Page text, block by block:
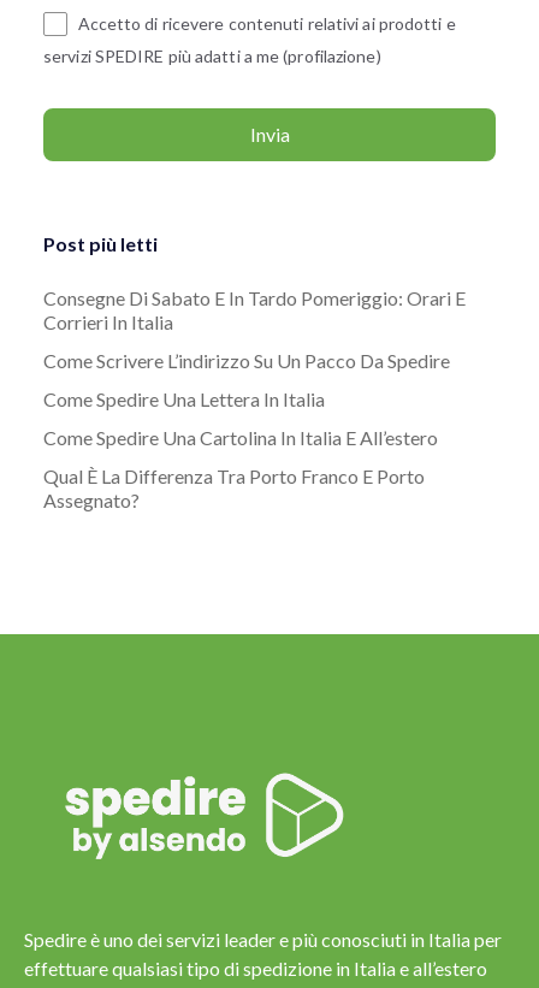
Accetto di ricevere contenuti relativi ai prodotti e
servizi SPEDIRE più adatti a me (profilazione)
Post più letti
Consegne Di Sabato E In Tardo Pomeriggio: Orari E
Corrieri In Italia
Come Scrivere L’indirizzo Su Un Pacco Da Spedire
Come Spedire Una Lettera In Italia
Come Spedire Una Cartolina In Italia E All’estero
Qual È La Differenza Tra Porto Franco E Porto
Assegnato?
Spedire è uno dei servizi leader e più conosciuti in Italia per
effettuare qualsiasi tipo di spedizione in Italia e all’estero